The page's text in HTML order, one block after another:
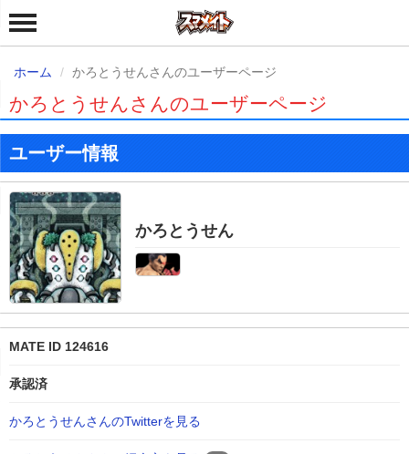
ホーム かろとうせんさんのユーザーページ
かろとうせんさんのユーザーページ
ユーザー情報
かろとうせん
MATE ID 124616
承認済
かろとうせんさんのTwitterを見る